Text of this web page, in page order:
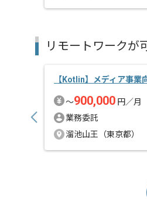
リモートワークが
【Kotlin】メディア事業
〜900,000 円／月
業務委託
溜池山王（東京都）